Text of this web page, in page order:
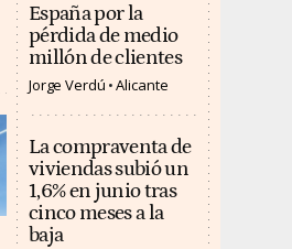
España por la
pérdida de medio
millón de clientes
Jorge Verdú Alicante
La compraventa de
viviendas subió un
1,6% en junio tras
cinco meses a la
baja